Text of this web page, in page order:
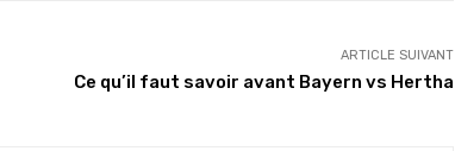
ARTICLE SUIVANT
Ce qu’il faut savoir avant Bayern vs Hertha